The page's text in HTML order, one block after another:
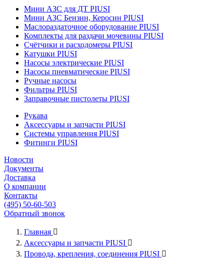
Мини АЗС для ДТ PIUSI
Мини АЗС Бензин, Керосин PIUSI
Маслораздаточное оборудование PIUSI
Комплекты для раздачи мочевины PIUSI
Счётчики и расходомеры PIUSI
Катушки PIUSI
Насосы электрические PIUSI
Насосы пневматические PIUSI
Ручные насосы
Фильтры PIUSI
Заправочные пистолеты PIUSI
Рукава
Аксессуары и запчасти PIUSI
Системы управления PIUSI
Фитинги PIUSI
Новости
Документы
Доставка
О компании
Контакты
(495) 50-60-503
Обратный звонок
Главная 
Аксессуары и запчасти PIUSI 
Провода, крепления, соединения PIUSI 